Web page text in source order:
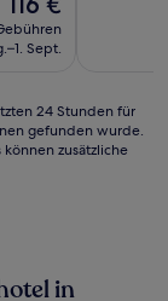
Preis
beträgt
Sept.
24 Stunden für
gefunden wurde.
zusätzliche
in